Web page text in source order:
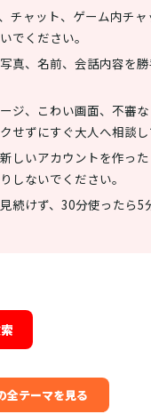
チャット、ゲーム内チ
でください。
真、名前、会話内容を
ジ、こわい画面、不審
せずにすぐ大人へ相談し
しいアカウントを作っ
しないでください。
続けず、30分使ったら5
全テーマを見る